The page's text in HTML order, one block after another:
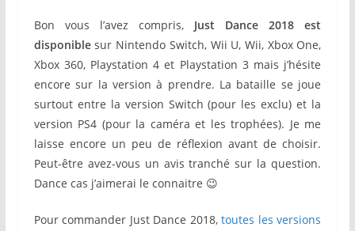
Bon vous l’avez compris, Just Dance 2018 est
disponiblesur Nintendo Switch, Wii U, Wii, Xbox One,
Xbox 360, Playstation 4 et Playstation 3 mais j’hésite
encore sur la version à prendre. La bataille se joue
surtout entre la version Switch (pour les exclu) et la
version PS4 (pour la caméra et les trophées). Je me
laisse encore un peu de réflexion avant de choisir.
Peut-être avez-vous un avis tranché sur la question.
Dance cas j’aimerai le connaitre 😉
Pour commander Just Dance 2018,toutes les versions